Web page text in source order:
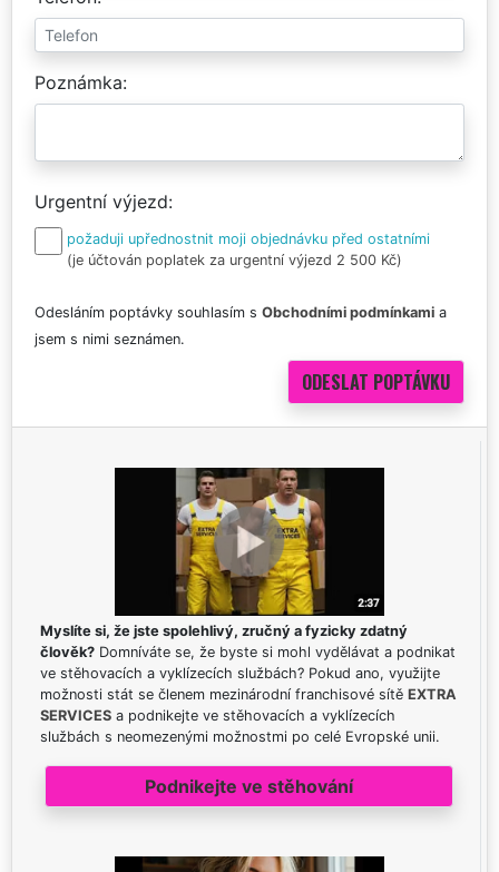
Poznámka
Urgentní výjezd
požaduji upřednostnit moji objednávku před ostatními
(je účtován poplatek za urgentní výjezd 2 500 Kč)
Odesláním poptávky souhlasím s Obchodními podmínkami a
jsem s nimi seznámen.
Myslíte si, že jste spolehlivý, zručný a fyzicky zdatný
člověk? Domníváte se, že byste si mohl vydělávat a podnikat
ve stěhovacích a vyklízecích službách? Pokud ano, využijte
možnosti stát se členem mezinárodní franchisové sítě EXTRA
SERVICES a podnikejte ve stěhovacích a vyklízecích
službách s neomezenými možnostmi po celé Evropské unii.
Podnikejte ve stěhování